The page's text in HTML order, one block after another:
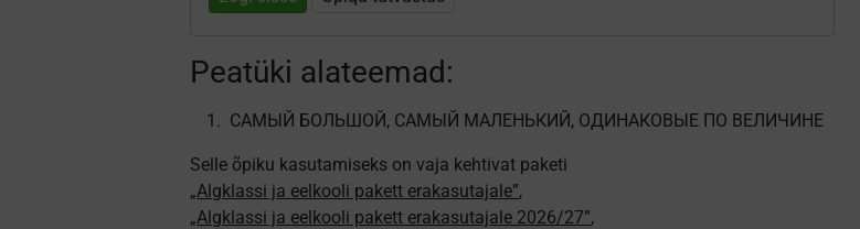
Peatüki alateemad:
САМЫЙ БОЛЬШОЙ, САМЫЙ МАЛЕНЬКИЙ, ОДИНАКОВЫЕ ПО ВЕЛИЧИНЕ
Selle õpiku kasutamiseks on vaja kehtivat paketi
„Algklassi ja eelkooli pakett erakasutajale”,
„Algklassi ja eelkooli pakett erakasutajale 2026/27”,